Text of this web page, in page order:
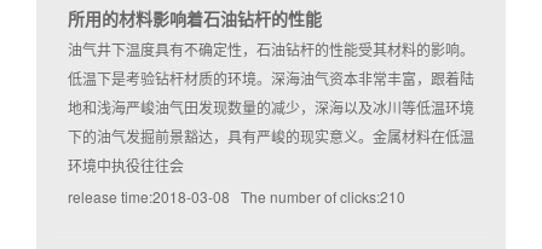
所用的材料影响着石油钻杆的性能
油气井下温度具有不确定性，石油钻杆的性能受其材料的影响。
低温下是考验钻杆材质的环境。深海油气资本非常丰富，跟着陆
地和浅海严峻油气田发现数量的减少，深海以及冰川等低温环境
下的油气发掘前景豁达，具有严峻的现实意义。金属材料在低温
环境中执役往往会
release time:2018-03-08 The number of clicks:210